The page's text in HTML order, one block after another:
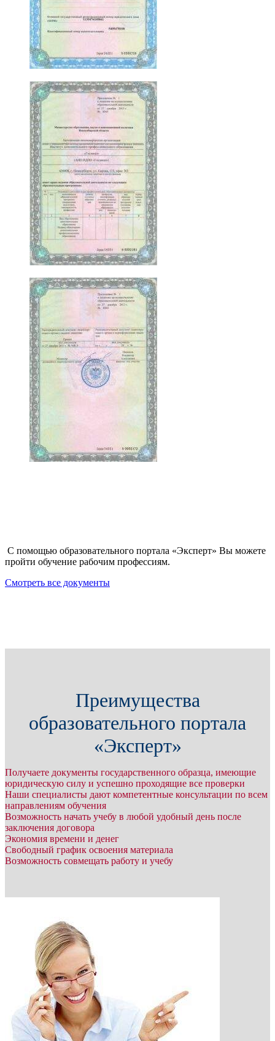
С помощью образовательного портала «Эксперт» Вы можете
пройти обучение рабочим профессиям.
Смотреть все документы
Преимущества
образовательного портала
«Эксперт»
Получаете документы государственного образца, имеющие
юридическую силу и успешно проходящие все проверки
Наши специалисты дают компетентные консультации по всем
направлениям обучения
Возможность начать учебу в любой удобный день после
заключения договора
Экономия времени и денег
Свободный график освоения материала
Возможность совмещать работу и учебу